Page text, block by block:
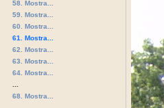
58. Mostra...
59. Mostra...
60. Mostra...
61. Mostra...
62. Mostra...
63. Mostra...
64. Mostra...
68. Mostra...